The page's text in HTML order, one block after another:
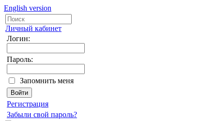
English version
Личный кабинет
Логин:
Пароль:
Запомнить меня
Регистрация
Забыли свой пароль?